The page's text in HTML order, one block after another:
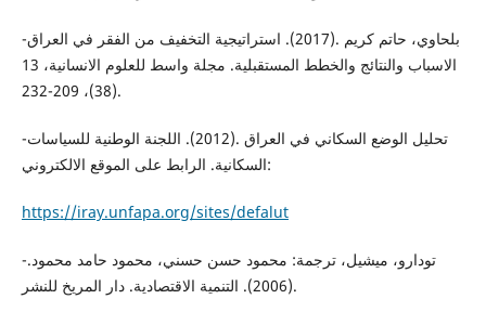
-بلحاوي، حاتم كريم .(2017). استراتيجية التخفيف من الفقر في العراق
الاسباب والنتائج والخطط المستقبلية. مجلة واسط للعلوم الانسانية، 13
(38)، 209-232.
-تحليل الوضع السكاني في العراق .(2012). اللجنة الوطنية للسياسات
السكانية. الرابط على الموقع الالكتروني:
https://iray.unfapa.org/sites/defalut
-تودارو، ميشيل، ترجمة: محمود حسن حسني، محمود حامد محمود.
(2006). التنمية الاقتصادية. دار المريخ للنشر.